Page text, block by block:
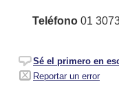
Teléfono 01
Sé el primero en
Reportar un error